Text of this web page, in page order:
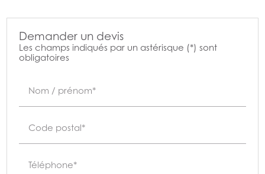
Demander un devis
Les champs indiqués par un astérisque (*) sont
obligatoires
Nom / prénom*
Code postal*
Téléphone*